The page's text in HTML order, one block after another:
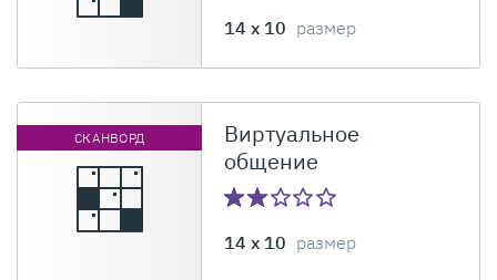
14 x 10 размер
СКАНВОРД
Виртуальное
общение
14 x 10 размер